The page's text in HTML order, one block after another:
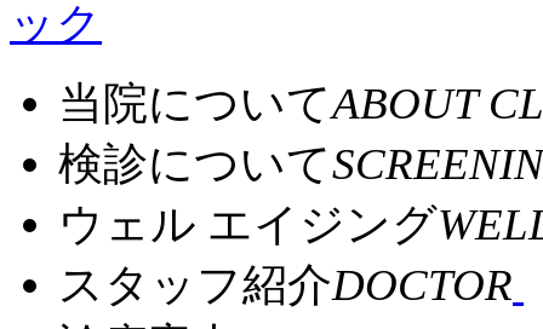
当院についてABOUT
検診について
ウェル エイジング
スタッフ紹介DOCTOR